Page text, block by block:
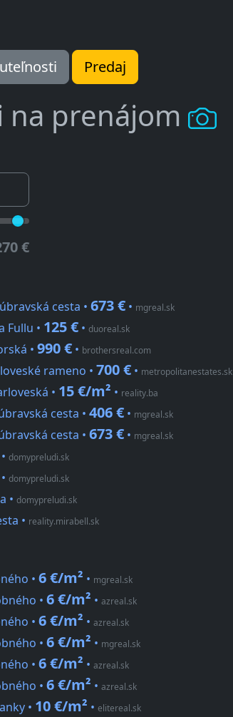
Predaj
prenájom
€
cesta • 673 € • mgreal.sk
Fullu • 125 € • duoreal.sk
• 990 € • brothersreal.com
rameno • 700 € • metropolitanestates.sk
• 15 €/m² • reality.ba
cesta • 406 € • mgreal.sk
cesta • 673 € • mgreal.sk
• domypreludi.sk
• domypreludi.sk
• domypreludi.sk
• reality.mirabell.sk
• 6 €/m² • mgreal.sk
• 6 €/m² • azreal.sk
• 6 €/m² • azreal.sk
• 6 €/m² • mgreal.sk
• 6 €/m² • azreal.sk
• 6 €/m² • azreal.sk
• 10 €/m² • elitereal.sk